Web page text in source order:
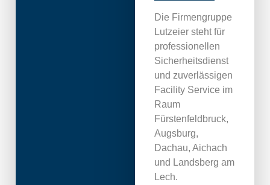
Die Firmengruppe
Lutzeier steht für
professionellen
Sicherheitsdienst
und zuverlässigen
Facility Service im
Raum
Fürstenfeldbruck,
Augsburg,
Dachau, Aichach
und Landsberg am
Lech.